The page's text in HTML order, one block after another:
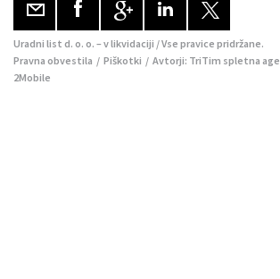
Uradni list d. o. o. – v likvidaciji / Vse pravice pridržane.
Pravna obvestila / Piškotki / Avtorji: TriTim spletna
2Mobile